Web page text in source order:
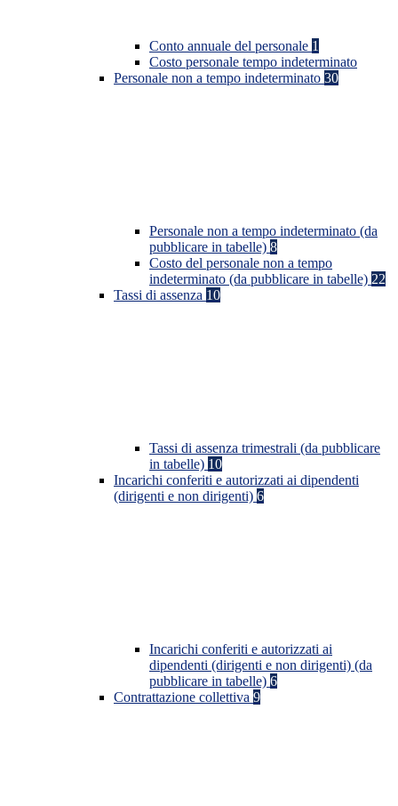
Conto annuale del personale 1
Costo personale tempo indeterminato
Personale non a tempo indeterminato 30
Personale non a tempo indeterminato (da
pubblicare in tabelle) 8
Costo del personale non a tempo
indeterminato (da pubblicare in tabelle) 22
Tassi di assenza 10
Tassi di assenza trimestrali (da pubblicare
in tabelle) 10
Incarichi conferiti e autorizzati ai dipendenti
(dirigenti e non dirigenti) 6
Incarichi conferiti e autorizzati ai
dipendenti (dirigenti e non dirigenti) (da
pubblicare in tabelle) 6
Contrattazione collettiva 9